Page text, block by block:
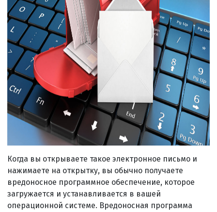
Когда вы открываете такое электронное письмо и
нажимаете на открытку, вы обычно получаете
вредоносное программное обеспечение, которое
загружается и устанавливается в вашей
операционной системе. Вредоносная программа